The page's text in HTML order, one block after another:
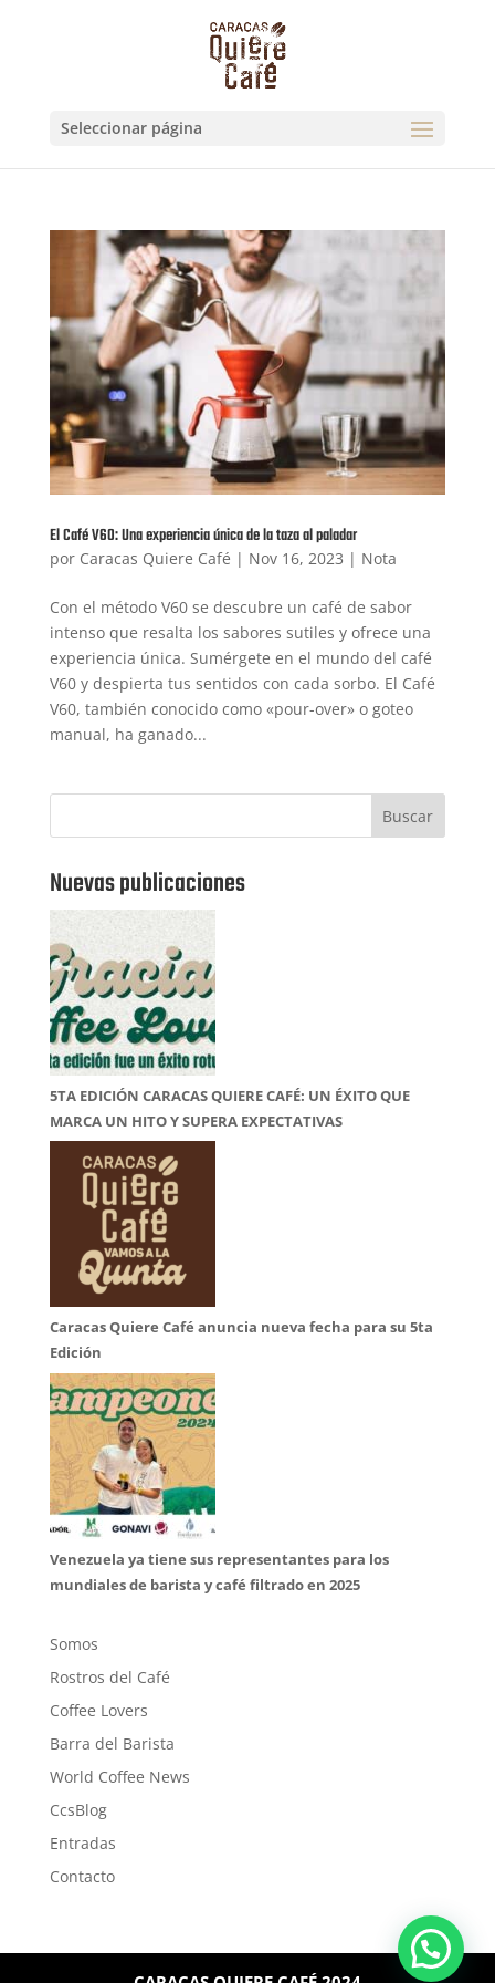
Seleccionar página
El Café V60: Una experiencia única de la taza al paladar
por Caracas Quiere Café | Nov 16, 2023 | Nota
Con el método V60 se descubre un café de sabor
intenso que resalta los sabores sutiles y ofrece una
experiencia única. Sumérgete en el mundo del café
V60 y despierta tus sentidos con cada sorbo. El Café
V60, también conocido como «pour-over» o goteo
manual, ha ganado...
Buscar
Nuevas publicaciones
5TA EDICIÓN CARACAS QUIERE CAFÉ: UN ÉXITO QUE
MARCA UN HITO Y SUPERA EXPECTATIVAS
Caracas Quiere Café anuncia nueva fecha para su 5ta
Edición
Venezuela ya tiene sus representantes para los
mundiales de barista y café filtrado en 2025
Somos
Rostros del Café
Coffee Lovers
Barra del Barista
World Coffee News
CcsBlog
Entradas
Contacto